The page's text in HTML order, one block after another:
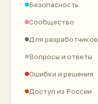
Безопасность
Сообщество
Для разработчиков
Вопросы и ответы
Ошибки и решения
Доступ из России